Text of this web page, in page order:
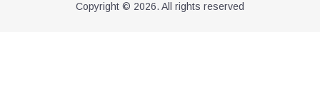
Copyright © 2026. All rights reserved